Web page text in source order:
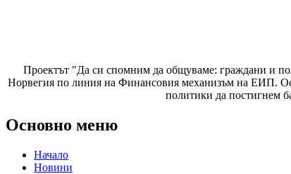
Проектът "Да си спомним да общуваме: граждани и
Норвегия по линия на Финансовия механизъм на ЕИП.
политики да постигнем
Основно меню
Начало
Новини